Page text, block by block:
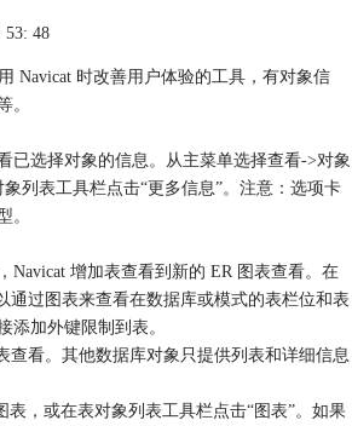
53: 48
Navicat 时改善用户体验的工具，有对象信
。
已选择对象的信息。从主菜单选择查看->对象
列表工具栏点击“更多信息”。注意：选项卡
。
Navicat 增加表查看到新的 ER 图表查看。在
通过图表来查看在数据库或模式的表栏位和表
添加外键限制到表。
查看。其他数据库对象只提供列表和详细信息
表，或在表对象列表工具栏点击“图表”。如果